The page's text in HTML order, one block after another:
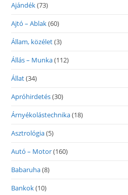
Ajándék(73)
Ajtó – Ablak(60)
Állam, közélet(3)
Állás – Munka(112)
Állat(34)
Apróhirdetés(30)
Árnyékolástechnika(18)
Asztrológia(5)
Autó – Motor(160)
Babaruha(8)
Bankok(10)